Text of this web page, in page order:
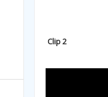
Clip 2